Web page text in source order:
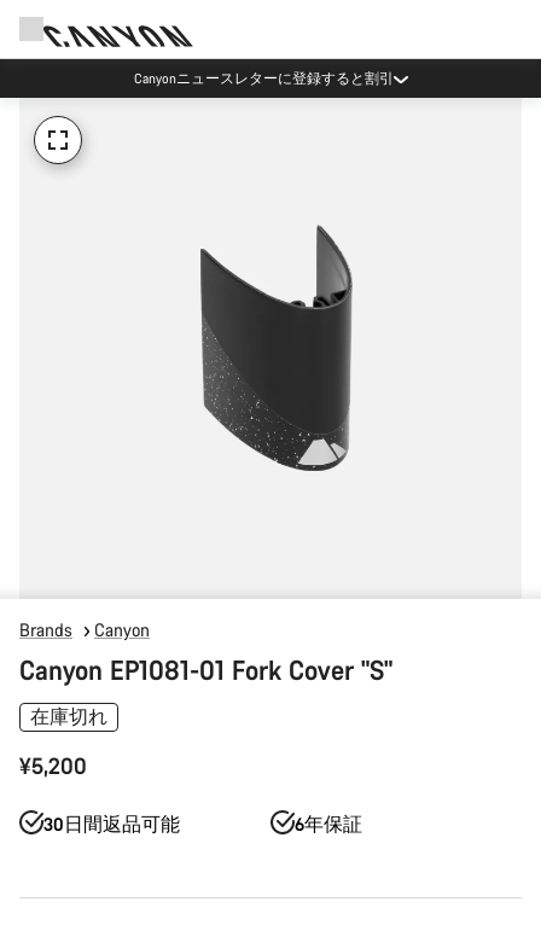
Canyonニュースレターに登録すると割引
Brands Canyon
Canyon EP1081-01 Fork Cover "S"
在庫切れ
¥5,200
30日間返品可能 6年保証